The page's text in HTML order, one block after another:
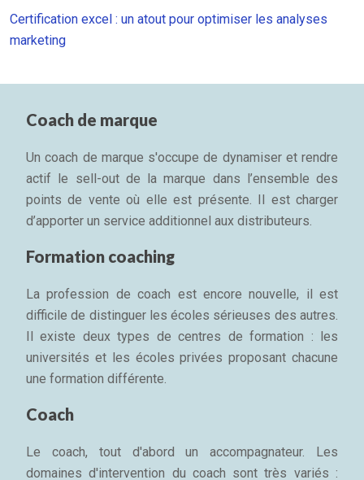
Certification excel : un atout pour optimiser les analyses
marketing
Coach de marque
Un coach de marque s'occupe de dynamiser et rendre
actif le sell-out de la marque dans l’ensemble des
points de vente où elle est présente. Il est charger
d’apporter un service additionnel aux distributeurs.
Formation coaching
La profession de coach est encore nouvelle, il est
difficile de distinguer les écoles sérieuses des autres.
Il existe deux types de centres de formation : les
universités et les écoles privées proposant chacune
une formation différente.
Coach
Le coach, tout d'abord un accompagnateur. Les
domaines d'intervention du coach sont très variés :